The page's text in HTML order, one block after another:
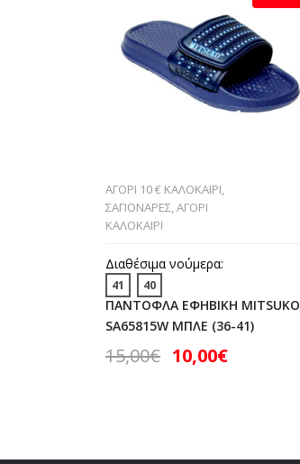
ΑΓΟΡΙ 10 € ΚΑΛΟΚΑΙΡΙ,
ΣΑΓΙΟΝΑΡΕΣ,ΑΓΟΡΙ
ΚΑΛΟΚΑΙΡΙ
Διαθέσιμα νούμερα:
41 40
ΠΑΝΤΟΦΛΑ ΕΦΗΒΙΚΗ MITSUKO
SA65815W ΜΠΛΕ (36-41)
15,00€ 10,00€